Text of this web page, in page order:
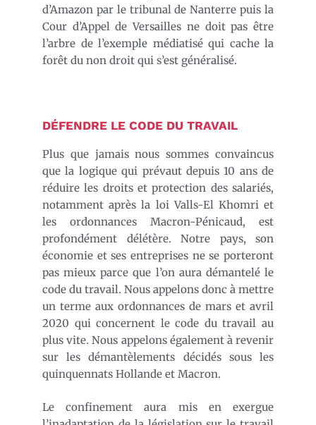
d’Amazon par le tribunal de Nanterre puis la
Cour d’Appel de Versailles ne doit pas être
l’arbre de l’exemple médiatisé qui cache la
forêt du non droit qui s’est généralisé.
DÉFENDRE LE CODE DU TRAVAIL
Plus que jamais nous sommes convaincus
que la logique qui prévaut depuis 10 ans de
réduire les droits et protection des salariés,
notamment après la loi Valls-El Khomri et
les ordonnances Macron-Pénicaud, est
profondément délétère. Notre pays, son
économie et ses entreprises ne se porteront
pas mieux parce que l’on aura démantelé le
code du travail. Nous appelons donc à mettre
un terme aux ordonnances de mars et avril
2020 qui concernent le code du travail au
plus vite. Nous appelons également à revenir
sur les démantèlements décidés sous les
quinquennats Hollande et Macron.
Le confinement aura mis en exergue